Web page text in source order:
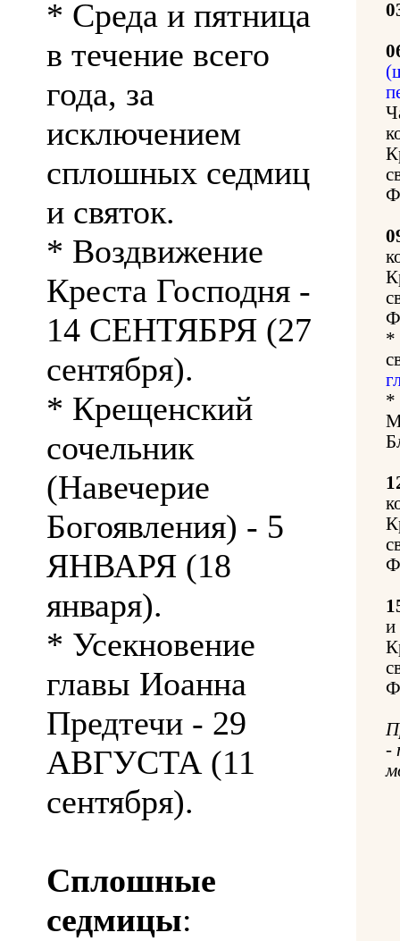
* Среда и пятница
в течение всего
года, за
исключением
сплошных седмиц
и святок.
* Воздвижение
Креста Господня -
14 СЕНТЯБРЯ (27
сентября).
* Крещенский
сочельник
(Навечерие
Богоявления) - 5
ЯНВАРЯ (18
января).
* Усекновение
главы Иоанна
Предтечи - 29
АВГУСТА (11
сентября).
Сплошные
седмицы:
*
*
и
-